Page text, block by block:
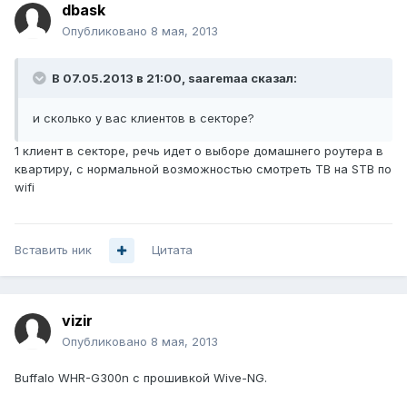
dbask
Опубликовано 8 мая, 2013
В 07.05.2013 в 21:00, saaremaa сказал:
и сколько у вас клиентов в секторе?
1 клиент в секторе, речь идет о выборе домашнего роутера в
квартиру, с нормальной возможностью смотреть ТВ на STB по
wifi
Вставить ник Цитата
vizir
Опубликовано 8 мая, 2013
Buffalo WHR-G300n с прошивкой Wive-NG.